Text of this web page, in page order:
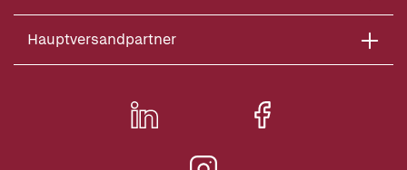
Hauptversandpartner